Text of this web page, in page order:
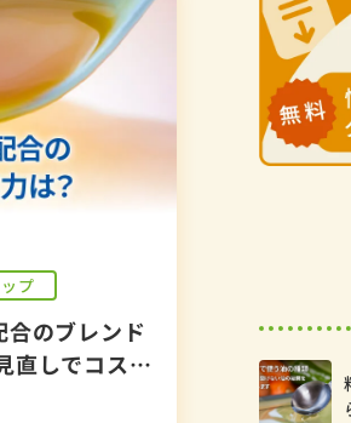
プ
合のブレンド
直しでコスト